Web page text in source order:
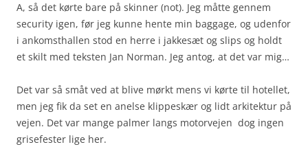
A, så det kørte bare på skinner (not). Jeg måtte gennem
security igen, før jeg kunne hente min baggage, og udenfor
i ankomsthallen stod en herre i jakkesæt og slips og holdt
et skilt med teksten Jan Norman. Jeg antog, at det var mig…
Det var så småt ved at blive mørkt mens vi kørte til hotellet,
men jeg fik da set en anelse klippeskær og lidt arkitektur på
vejen. Det var mange palmer langs motorvejen  dog ingen
grisefester lige her.